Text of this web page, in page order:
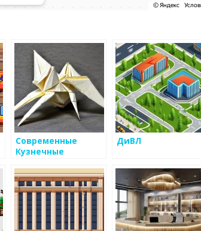
Современные
Кузнечные
ДиВЛ